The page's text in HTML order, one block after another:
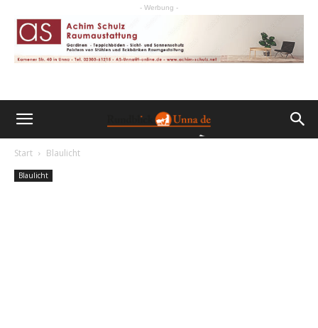
- Werbung -
Start Blaulicht
Blaulicht